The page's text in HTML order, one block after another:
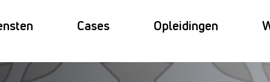
Cases Opleidingen